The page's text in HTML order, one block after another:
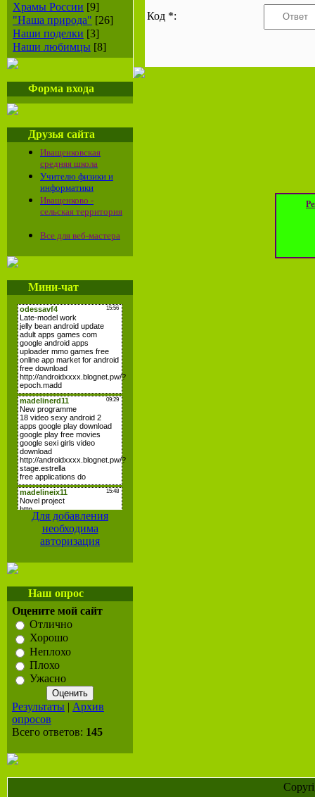
Храмы России [9]
"Наша природа" [26]
Наши поделки [3]
Наши любимцы [8]
Форма входа
Друзья сайта
Иващенковская
средняя школа
Учителю физики и
информатики
Иващенково -
сельская территория
Все для веб-мастера
Мини-чат
Для добавления
необходима
авторизация
Наш опрос
Оцените мой сайт
Отлично
Хорошо
Неплохо
Плохо
Ужасно
Результаты | Архив
опросов
Всего ответов: 145
Код *: